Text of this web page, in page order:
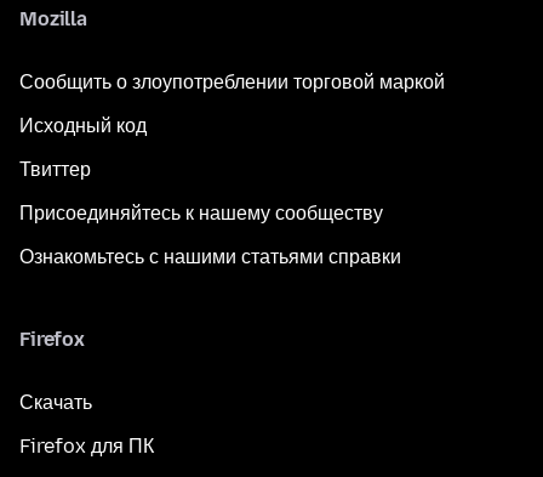
Mozilla
Сообщить о злоупотреблении торговой маркой
Исходный код
Твиттер
Присоединяйтесь к нашему сообществу
Ознакомьтесь с нашими статьями справки
Firefox
Скачать
Firefox для ПК